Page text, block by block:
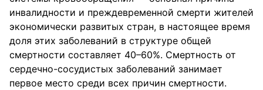
инвалидности и преждевременной смерти жителей
экономически развитых стран, в настоящее время
доля этих заболеваний в структуре общей
смертности составляет 40–60%. Смертность от
сердечно-сосудистых заболеваний занимает
первое место среди всех причин смертности.